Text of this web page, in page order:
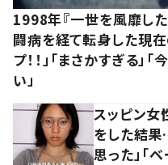
1998年『一世を風靡した
闘病を経て転身した現
プ！！」「まさかすぎる」
い」
スッピン
をした結
思った」「ベ